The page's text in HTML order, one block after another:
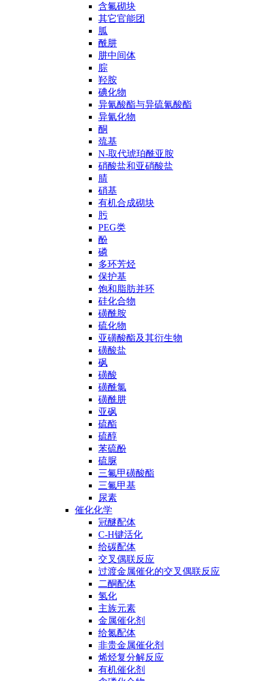
含氟砌块
其它官能团
胍
酰肼
肼中间体
腙
羟胺
碘化物
异氰酸酯与异硫氰酸酯
异氰化物
酮
巯基
N-取代琥珀酰亚胺
硝酸盐和亚硝酸盐
腈
硝基
有机合成砌块
肟
PEG类
酚
磷
多环芳烃
保护基
饱和脂肪并环
硅化合物
磺酰胺
硫化物
亚磺酸酯及其衍生物
磺酸盐
砜
磺酸
磺酰氯
磺酰肼
亚砜
硫酯
硫醇
苯硫酚
硫脲
三氟甲磺酸酯
三氟甲基
尿素
催化化学
冠醚配体
C-H键活化
给碳配体
交叉偶联反应
过渡金属催化的交叉偶联反应
二酮配体
氢化
主族元素
金属催化剂
给氮配体
非贵金属催化剂
烯烃复分解反应
有机催化剂